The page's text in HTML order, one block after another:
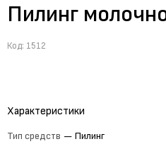
Пилинг
Код: 1512
Характеристики
Тип средств — Пилинг